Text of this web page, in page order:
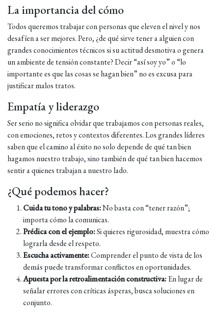
La importancia del cómo
Todos queremos trabajar con personas que eleven el nivel y nos
desafíen a ser mejores. Pero, ¿de qué sirve tener a alguien con
grandes conocimientos técnicos si su actitud desmotiva o genera
un ambiente de tensión constante? Decir “así soy yo” o “lo
importante es que las cosas se hagan bien” no es excusa para
justificar malos tratos.
Empatía y liderazgo
Ser serio no significa olvidar que trabajamos con personas reales,
con emociones, retos y contextos diferentes. Los grandes líderes
saben que el camino al éxito no solo depende de qué tan bien
hagamos nuestro trabajo, sino también de qué tan bien hacemos
sentir a quienes trabajan a nuestro lado.
¿Qué podemos hacer?
Cuida tu tono y palabras:No basta con “tener razón”;
importa cómo la comunicas.
Prédica con el ejemplo:Si quieres rigurosidad, muestra cómo
lograrla desde el respeto.
Escucha activamente:Comprender el punto de vista de los
demás puede transformar conflictos en oportunidades.
Apuesta por la retroalimentación constructiva:En lugar de
señalar errores con críticas ásperas, busca soluciones en
conjunto.